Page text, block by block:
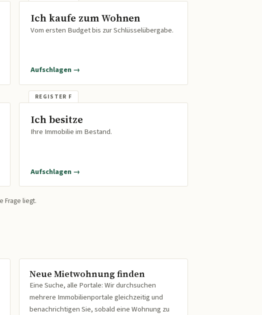
Ich kaufe zum Wohnen
Vom ersten Budget bis zur Schlüsselübergabe.
Aufschlagen →
Ich besitze
Ihre Immobilie im Bestand.
Aufschlagen →
Frage liegt.
Neue Mietwohnung finden
Eine Suche, alle Portale: Wir durchsuchen
mehrere Immobilienportale gleichzeitig und
benachrichtigen Sie, sobald eine Wohnung zu